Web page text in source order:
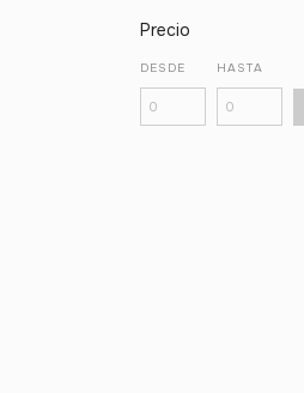
Precio
DESDE HASTA